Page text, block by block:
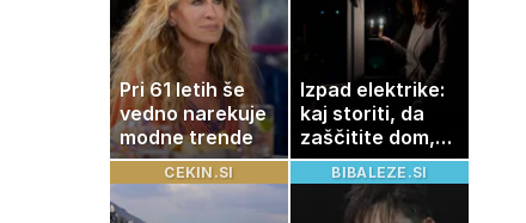
Pri 61 letih še
vedno narekuje
modne trende
Izpad elektrike:
kaj storiti, da
zaščitite dom,
hrano in
elektronske
naprave
CEKIN.SI BIBALEZE.SI